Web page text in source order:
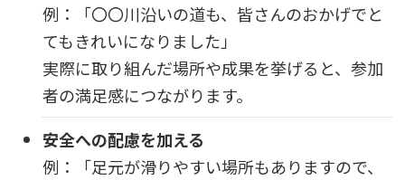
例：「〇〇川沿いの道も、皆さんのおかげでと
てもきれいになりました」
実際に取り組んだ場所や成果を挙げると、参加
者の満足感につながります。
安全への配慮を加える
例：「足元が滑りやすい場所もありますので、